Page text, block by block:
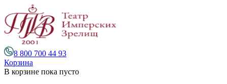
8 800 700 44 93
Корзина
В корзине пока пусто